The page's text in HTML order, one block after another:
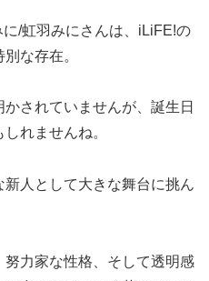
/虹羽みにさんは、iLiFE!の
な存在。
されていませんが、誕生日
れませんね。
人として大きな舞台に挑ん
力家な性格、そして透明感